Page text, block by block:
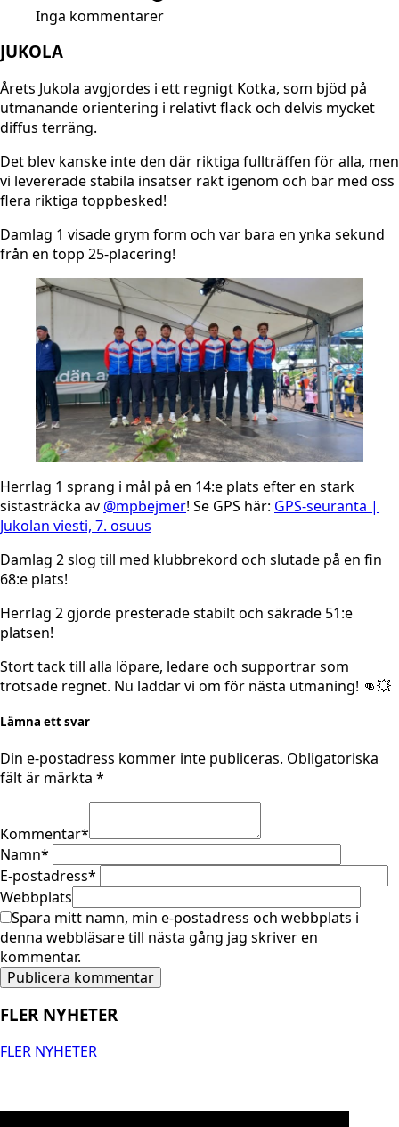
Inga kommentarer
JUKOLA
Årets Jukola avgjordes i ett regnigt Kotka, som bjöd på
utmanande orientering i relativt flack och delvis mycket
diffus terräng.
​Det blev kanske inte den där riktiga fullträffen för alla, men
vi levererade stabila insatser rakt igenom och bär med oss
flera riktiga toppbesked!
​Damlag 1 visade grym form och var bara en ynka sekund
från en topp 25-placering!
​Herrlag 1 sprang i mål på en 14:e plats efter en stark
sistasträcka av @mpbejmer! Se GPS här: GPS-seuranta |
Jukolan viesti, 7. osuus
​Damlag 2 slog till med klubbrekord och slutade på en fin
68:e plats!
​Herrlag 2 gjorde presterade stabilt och säkrade 51:e
platsen!
​Stort tack till alla löpare, ledare och supportrar som
trotsade regnet. Nu laddar vi om för nästa utmaning! 👊💥
Lämna ett svar
Din e-postadress kommer inte publiceras. Obligatoriska
fält är märkta *
Kommentar*
Namn*
E-postadress*
Webbplats
Spara mitt namn, min e-postadress och webbplats i
denna webbläsare till nästa gång jag skriver en
kommentar.
FLER NYHETER
FLER NYHETER